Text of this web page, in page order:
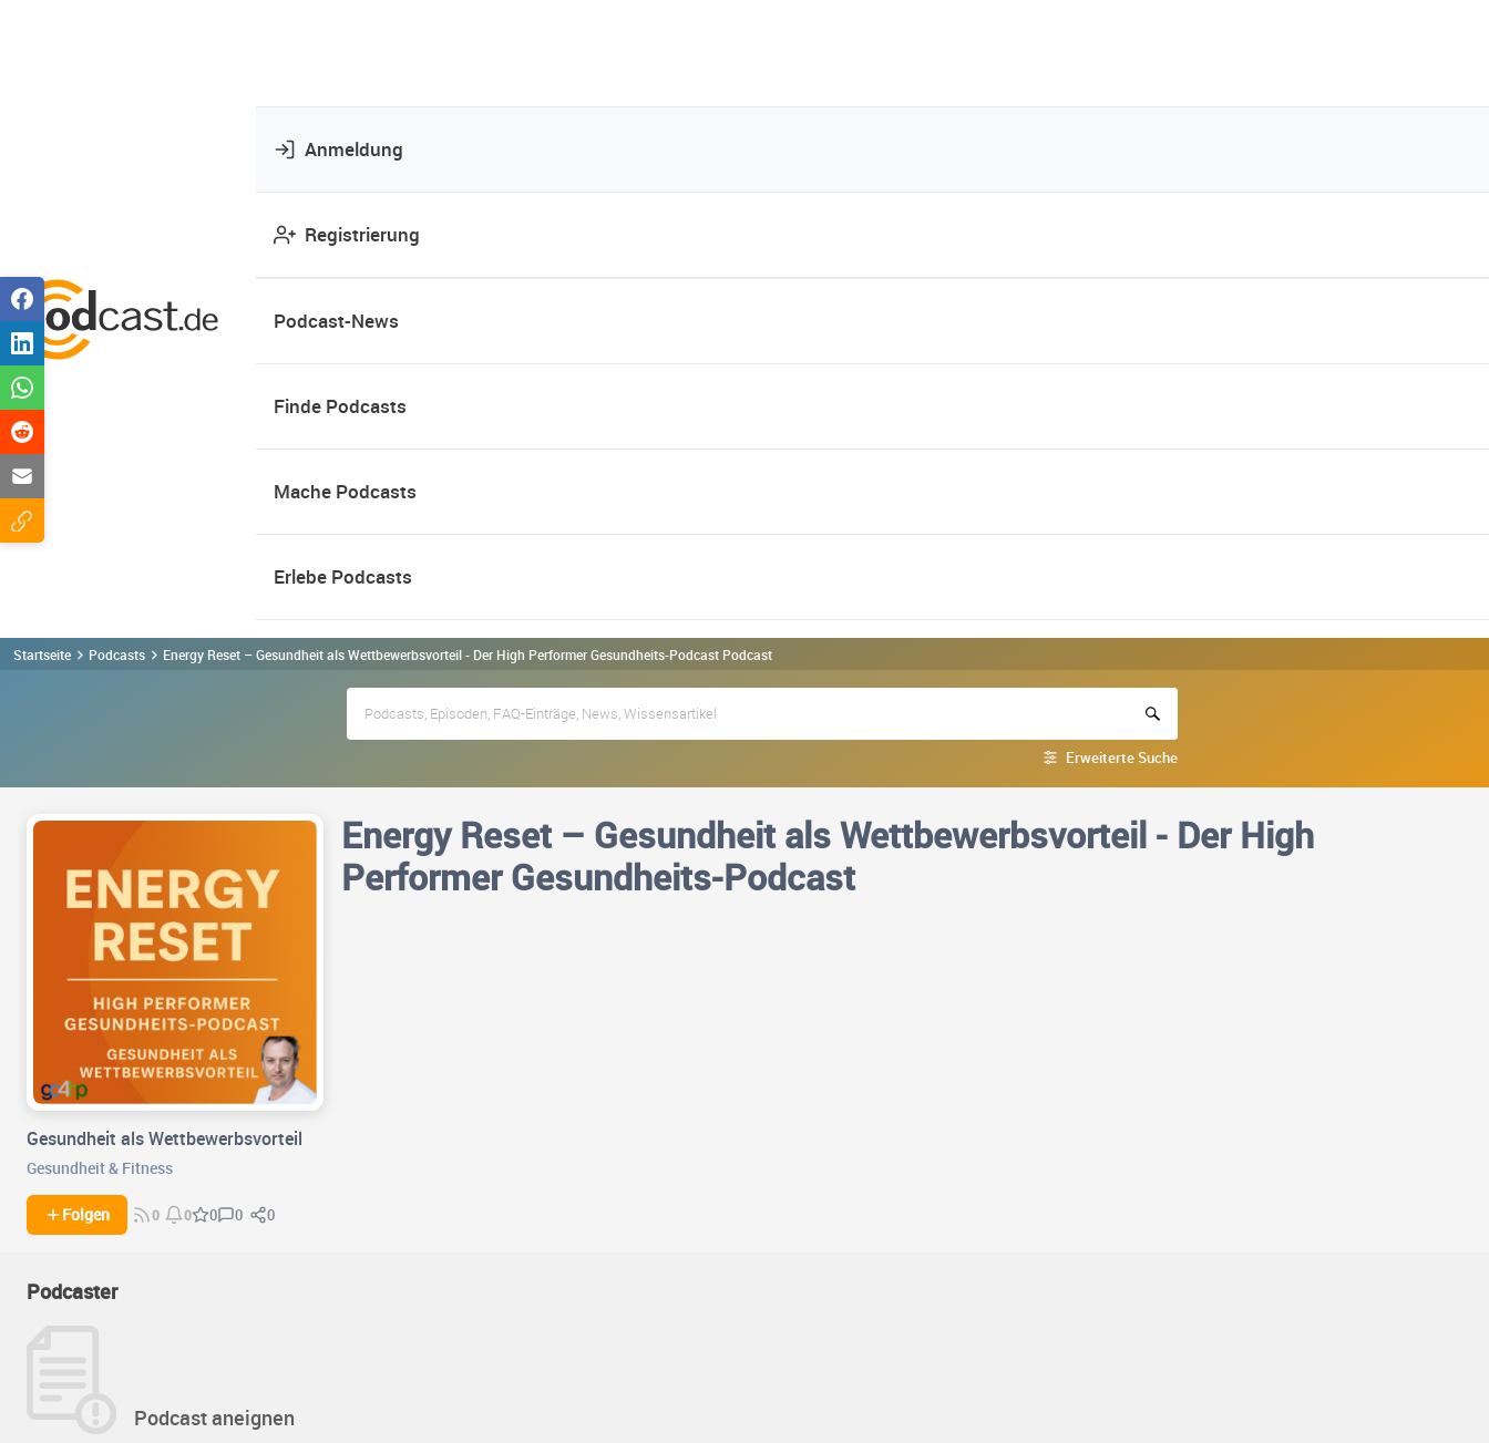
Anmeldung
Registrierung
Podcast-News
Finde Podcasts
Mache Podcasts
Erlebe Podcasts
Startseite Podcasts Energy Reset – Gesundheit als Wettbewerbsvorteil - Der High Performer Gesundheits-Podcast Podcast
Erweiterte Suche
Energy Reset – Gesundheit als Wettbewerbsvorteil - Der High
Performer Gesundheits-Podcast
Gesundheit als Wettbewerbsvorteil
Gesundheit & Fitness
Folgen 0 0 0 0 0
Podcaster
Podcast aneignen